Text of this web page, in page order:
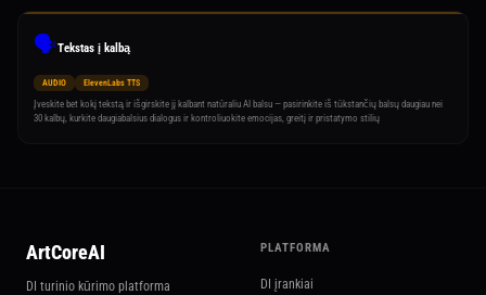
🗣️Tekstas į kalbą
AUDIO ElevenLabs TTS
Įveskite bet kokį tekstą ir išgirskite jį kalbant natūraliu AI balsu — pasirinkite iš tūkstančių balsų daugiau nei
30 kalbų, kurkite daugiabalsius dialogus ir kontroliuokite emocijas, greitį ir pristatymo stilių
ArtCoreAI
DI turinio kūrimo platforma
PLATFORMA
DI įrankiai